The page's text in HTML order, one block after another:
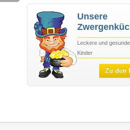
Unsere
Leckere und
Kinder
Zu den